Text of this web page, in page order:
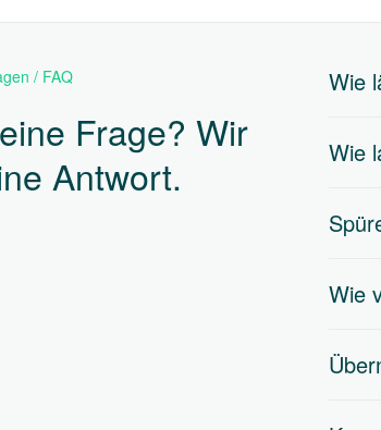
/ FAQ
Frage? Wir
Antwort.
Wie
Wie
Wie